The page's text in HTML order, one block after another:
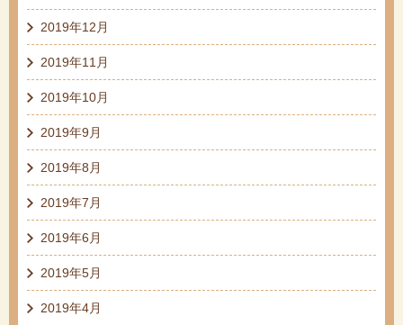
2019年12月
2019年11月
2019年10月
2019年9月
2019年8月
2019年7月
2019年6月
2019年5月
2019年4月